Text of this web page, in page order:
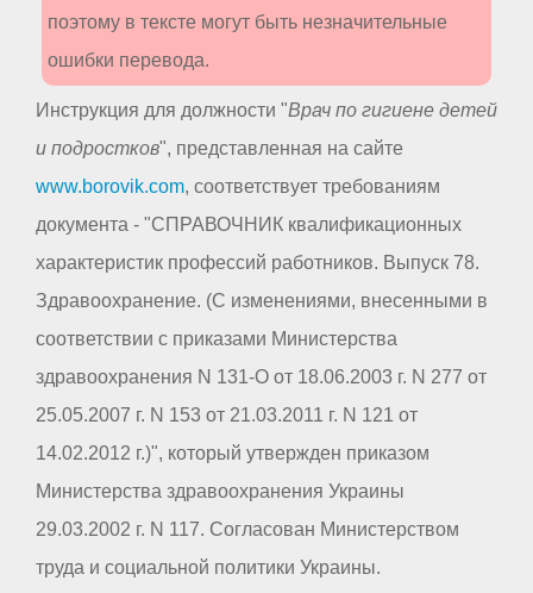
поэтому в тексте могут быть незначительные
ошибки перевода.
Инструкция для должности "Врач по гигиене детей
и подростков", представленная на сайте
www.borovik.com, соответствует требованиям
документа - "СПРАВОЧНИК квалификационных
характеристик профессий работников. Выпуск 78.
Здравоохранение. (С изменениями, внесенными в
соответствии с приказами Министерства
здравоохранения N 131-О от 18.06.2003 г. N 277 от
25.05.2007 г. N 153 от 21.03.2011 г. N 121 от
14.02.2012 г.)", который утвержден приказом
Министерства здравоохранения Украины
29.03.2002 г. N 117. Согласован Министерством
труда и социальной политики Украины.